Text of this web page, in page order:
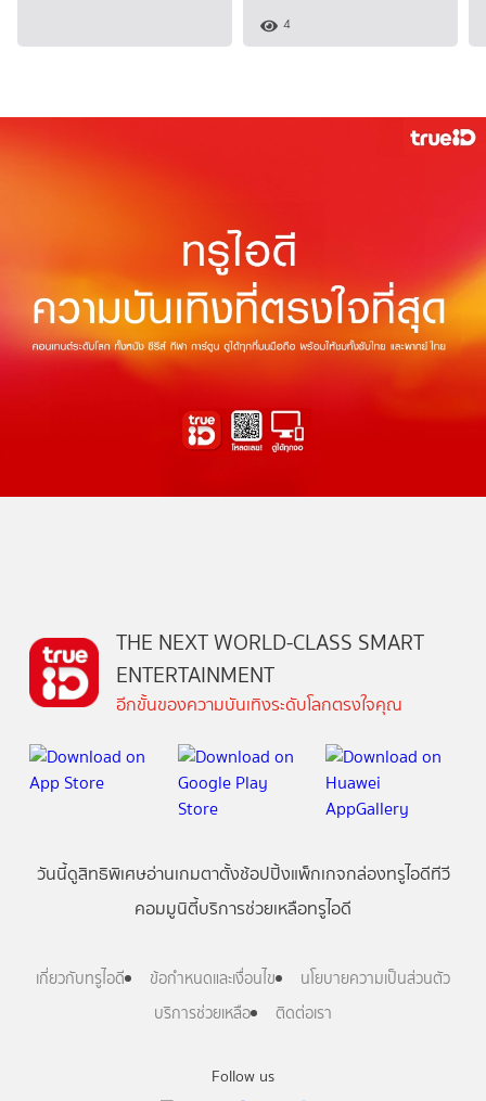
4
Follow us
THE NEXT WORLD-CLASS SMART
ENTERTAINMENT
อีกขั้นของความบันเทิงระดับโลกตรงใจคุณ
วันนี้ดูสิทธิพิเศษอ่านเกมตาตั้งช้อปปิ้งแพ็กเกจกล่องทรูไอดีทีวี
คอมมูนิตี้บริการช่วยเหลือทรูไอดี
เกี่ยวกับทรูไอดี ข้อกำหนดและเงื่อนไข
นโยบายความเป็นส่วนตัว
บริการช่วยเหลือ
ติดต่อเรา